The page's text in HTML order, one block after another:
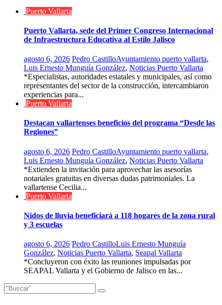
Puerto Vallarta
Puerto Vallarta, sede del Primer Congreso Internacional
de Infraestructura Educativa al Estilo Jalisco
agosto 6, 2026 Pedro CastilloAyuntamiento puerto vallarta,
Luis Ernesto Munguía González, Noticias Puerto Vallarta
*Especialistas, autoridades estatales y municipales, así como
representantes del sector de la construcción, intercambiaron
experiencias para...
Puerto Vallarta
Destacan vallartenses beneficios del programa “Desde las
Regiones”
agosto 6, 2026 Pedro CastilloAyuntamiento puerto vallarta,
Luis Ernesto Munguía González, Noticias Puerto Vallarta
*Extienden la invitación para aprovechar las asesorías
notariales gratuitas en diversas dudas patrimoniales. La
vallartense Cecilia...
Puerto Vallarta
Nidos de lluvia beneficiará a 118 hogares de la zona rural
y 3 escuelas
agosto 6, 2026 Pedro CastilloLuis Ernesto Munguía
González, Noticias Puerto Vallarta, Seapal Vallarta
*Concluyeron con éxito las reuniones impulsadas por
SEAPAL Vallarta y el Gobierno de Jalisco en las...